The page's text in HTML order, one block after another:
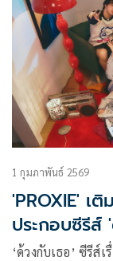
1 กุมภาพันธ์ 2569
'PROXIE' เ
ประกอบซีรีส์
‘ด้วงกับเธอ’ ซีรีส์